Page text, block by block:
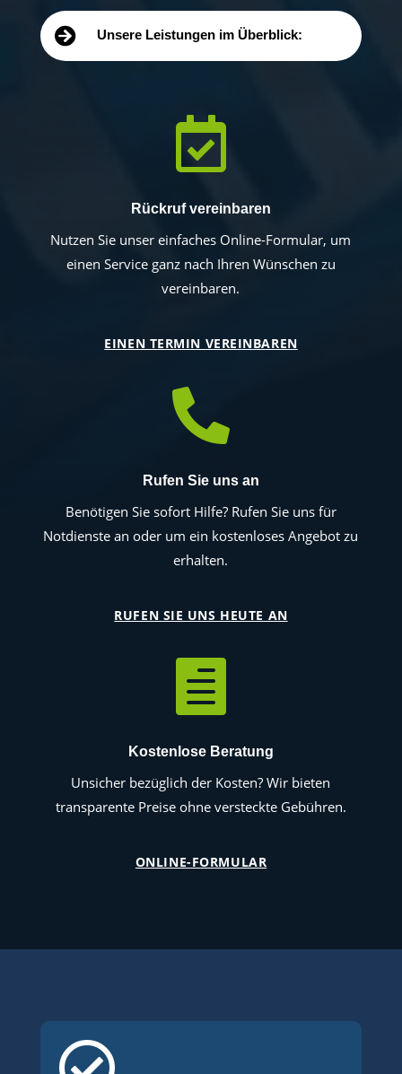
 Unsere Leistungen im Überblick:

Rückruf vereinbaren
Nutzen Sie unser einfaches Online-Formular, um
einen Service ganz nach Ihren Wünschen zu
vereinbaren.
EINEN TERMIN VEREINBAREN

Rufen Sie uns an
Benötigen Sie sofort Hilfe? Rufen Sie uns für
Notdienste an oder um ein kostenloses Angebot zu
erhalten.
RUFEN SIE UNS HEUTE AN

Kostenlose Beratung
Unsicher bezüglich der Kosten? Wir bieten
transparente Preise ohne versteckte Gebühren.
ONLINE-FORMULAR